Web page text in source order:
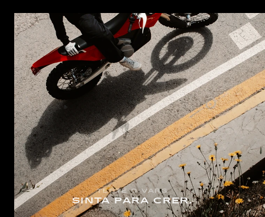
TESTE O VARG
SINTA PARA CRER.